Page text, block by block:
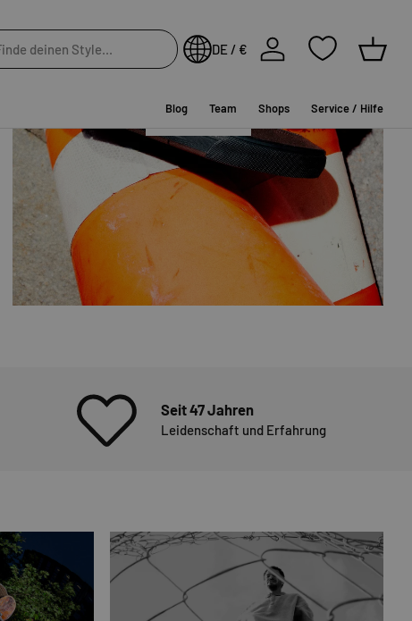
DE / €
Einloggen
Blog Team Shops Service / Hilfe
SHOP NOW
Seit 47 Jahren
Leidenschaft und Erfahrung